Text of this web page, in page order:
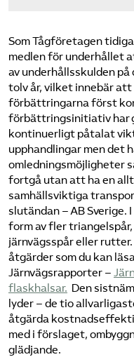
Som Tågföretagen
medlen för underhållet
av underhållsskulden
tolv år, vilket innebär
förbättringarna först
förbättringsinitiativ har
kontinuerligt påtalat
upphandlingar men det
omledningsmöjligheter
fortgå utan att ha en
samhällsviktiga
slutändan – AB Sverige.
form av fler
järnvägsspår eller
åtgärder som du kan
Järnvägsrapporter – ​​
flaskhalsar.
Den
lyder – de tio
åtgärda
med i förslaget,
glädjande.